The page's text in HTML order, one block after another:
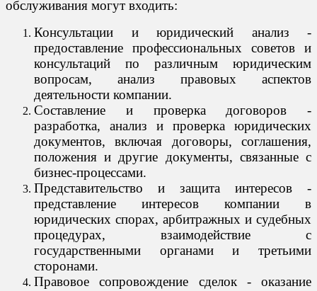
обслуживания могут входить:
Консультации и юридический анализ -
предоставление профессиональных советов и
консультаций по различным юридическим
вопросам, анализ правовых аспектов
деятельности компании.
Составление и проверка договоров -
разработка, анализ и проверка юридических
документов, включая договоры, соглашения,
положения и другие документы, связанные с
бизнес-процессами.
Представительство и защита интересов -
представление интересов компании в
юридических спорах, арбитражных и судебных
процедурах, взаимодействие с
государственными органами и третьими
сторонами.
Правовое сопровождение сделок - оказание